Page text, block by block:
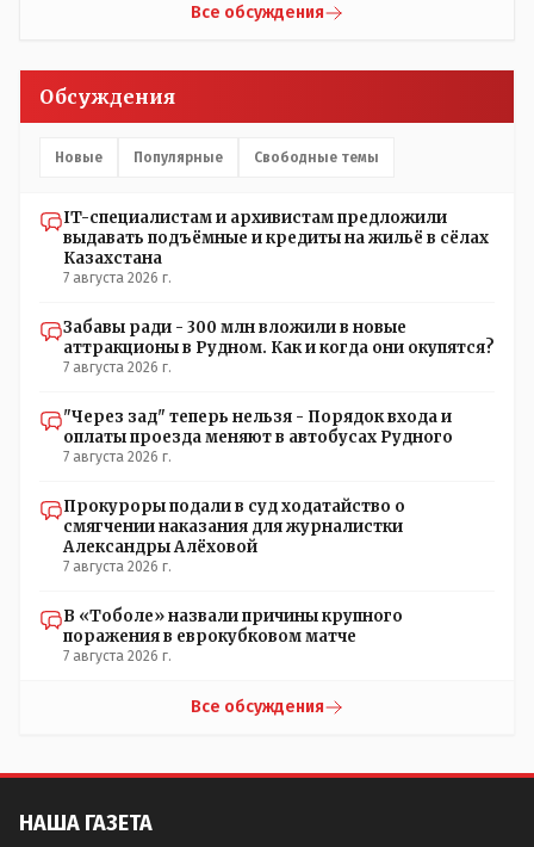
прислали ему в виде аудиосообщений, пишет, что
настоящему времени их установили только в
помещениях, предназначенных для административно-
установлены кондиционеры, питьевой и температурный
противоречие. Вы считаете иначе?
Все обсуждения
Обсуждения
Новые Популярные Свободные темы
IT-специалистам и архивистам предложили
выдавать подъёмные и кредиты на жильё в сёлах
Казахстана
7 августа 2026 г.
Забавы ради - 300 млн вложили в новые
аттракционы в Рудном. Как и когда они окупятся?
7 августа 2026 г.
"Через зад" теперь нельзя - Порядок входа и
оплаты проезда меняют в автобусах Рудного
7 августа 2026 г.
Прокуроры подали в суд ходатайство о
смягчении наказания для журналистки
Александры Алёховой
7 августа 2026 г.
В «Тоболе» назвали причины крупного
поражения в еврокубковом матче
7 августа 2026 г.
Все обсуждения
НАША ГАЗЕТА